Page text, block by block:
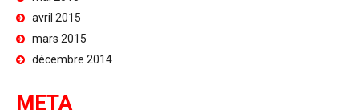
avril 2015
mars 2015
décembre 2014
META